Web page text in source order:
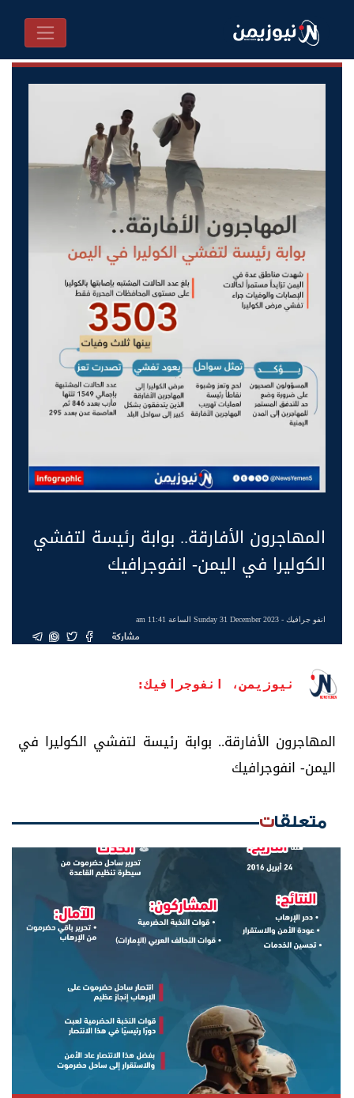
المهاجرون الأفارقة.. بوابة رئيسة لتفشي
الكوليرا في اليمن- انفوجرافيك
انفو جرافيك- Sunday 31 December 2023 الساعة 11:41 am
مشاركة
نيوزيمن، انفوجرافيك:
المهاجرون الأفارقة.. بوابة رئيسة لتفشي الكوليرا في
اليمن- انفوجرافيك
متعلقات